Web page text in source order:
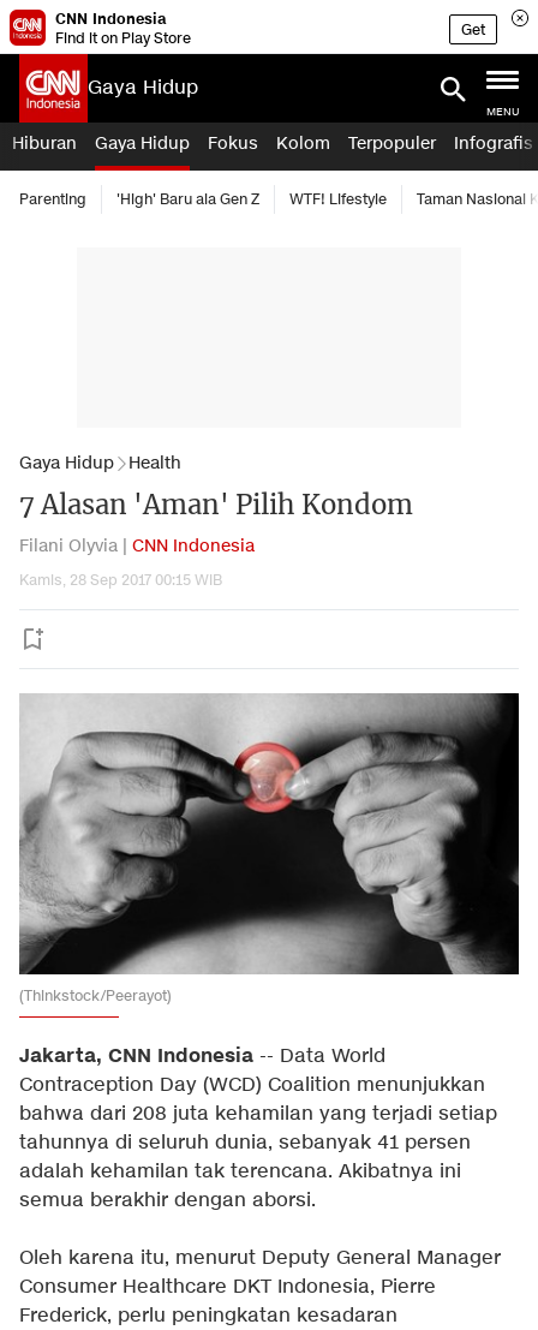
CNN Indonesia
Find it on Play Store
Get
Gaya Hidup
MENU
Hiburan Gaya Hidup Fokus Kolom Terpopuler Infografis
Parenting 'High' Baru ala Gen Z WTF! Lifestyle Taman Nasional
Gaya Hidup Health
7 Alasan 'Aman' Pilih Kondom
Filani Olyvia | CNN Indonesia
Kamis, 28 Sep 2017 00:15 WIB
(Thinkstock/Peerayot)
Jakarta, CNN Indonesia -- Data World
Contraception Day (WCD) Coalition menunjukkan
bahwa dari 208 juta kehamilan yang terjadi setiap
tahunnya di seluruh dunia, sebanyak 41 persen
adalah kehamilan tak terencana. Akibatnya ini
semua berakhir dengan aborsi.
Oleh karena itu, menurut Deputy General Manager
Consumer Healthcare DKT Indonesia, Pierre
Frederick, perlu peningkatan kesadaran